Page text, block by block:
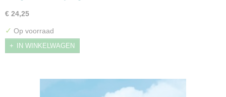
€ 24,25
✓ Op voorraad
IN WINKELWAGEN